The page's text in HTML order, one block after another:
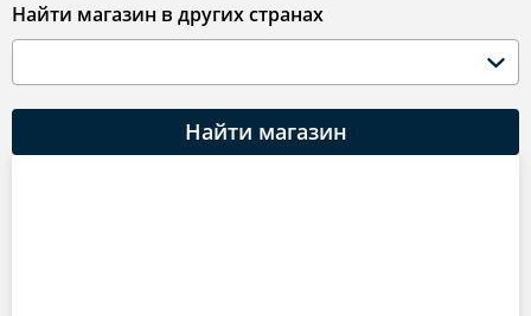
Найти магазин в других странах
Найти магазин